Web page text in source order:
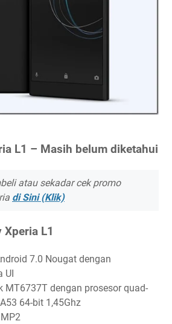
L1 – Masih belum diketahui
atau sekadar cek promo
di Sini (Klik)
L1
7.0 Nougat dengan
UI
MT6737T dengan prosesor quad-
64-bit 1,45Ghz